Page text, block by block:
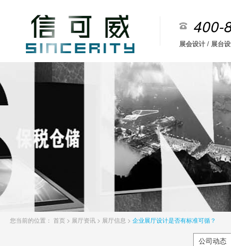
400-
展会设计 / 展台
您当前的位置： 首页 > 展厅资讯 > 展厅信息 > 企业展厅设计是否有标准可循？
公司动态